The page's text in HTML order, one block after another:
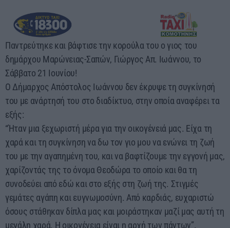
Παντρεύτηκε και βάφτισε την κορούλα του ο γιος του
δημάρχου Μαρώνειας-Σαπών, Γιώργος Απ. Ιωάννου, το
Σάββατο 21 Ιουνίου!
Ο Δήμαρχος Απόστολος Ιωάννου δεν έκρυψε τη συγκίνησή
του με ανάρτησή του στο διαδίκτυο, στην οποία αναφέρει τα
εξής:
“Ήταν μια ξεχωριστή μέρα για την οικογένειά μας. Είχα τη
χαρά και τη συγκίνηση να δω τον γιο μου να ενώνει τη ζωή
του με την αγαπημένη του, και να βαφτίζουμε την εγγονή μας,
χαρίζοντάς της το όνομα Θεοδώρα το οποίο και θα τη
συνοδεύει από εδώ και στο εξής στη ζωή της. Στιγμές
γεμάτες αγάπη και ευγνωμοσύνη. Από καρδιάς, ευχαριστώ
όσους στάθηκαν δίπλα μας και μοιράστηκαν μαζί μας αυτή τη
μεγάλη χαρά. Η οικογένεια είναι η αρχή των πάντων”.